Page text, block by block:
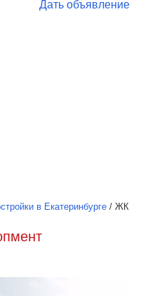
Дать объявление
в Екатеринбурге / ЖК